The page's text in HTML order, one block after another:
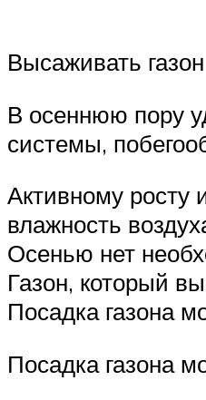
Высаживать
В осеннюю пору
системы,
Активному росту
влажность
Осенью нет
Газон, который
Посадка газона
Посадка газона